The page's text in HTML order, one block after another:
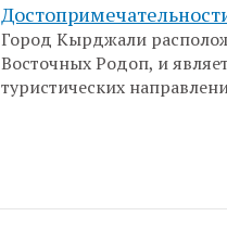
Город Кырджали
Восточных Родоп, и
туристических